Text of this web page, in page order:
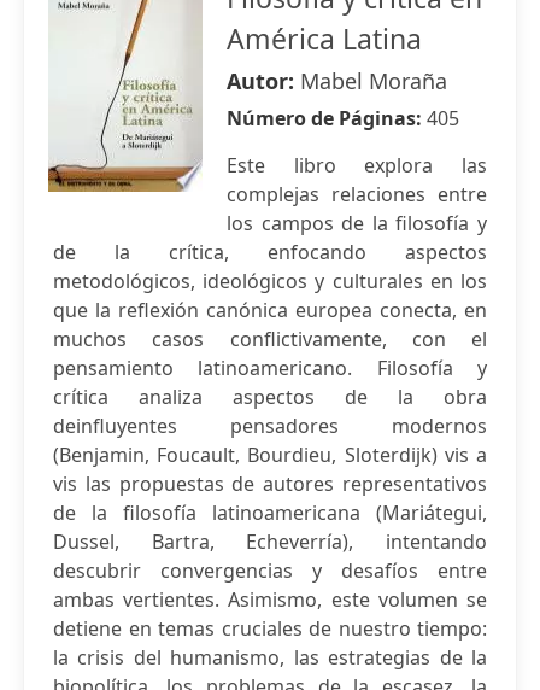
América Latina
Autor: Mabel Moraña
Número de Páginas: 405
Este libro explora las
complejas relaciones entre
los campos de la filosofía y
de la crítica, enfocando aspectos
metodológicos, ideológicos y culturales en los
que la reflexión canónica europea conecta, en
muchos casos conflictivamente, con el
pensamiento latinoamericano. Filosofía y
crítica analiza aspectos de la obra
deinfluyentes pensadores modernos
(Benjamin, Foucault, Bourdieu, Sloterdijk) vis a
vis las propuestas de autores representativos
de la filosofía latinoamericana (Mariátegui,
Dussel, Bartra, Echeverría), intentando
descubrir convergencias y desafíos entre
ambas vertientes. Asimismo, este volumen se
detiene en temas cruciales de nuestro tiempo:
la crisis del humanismo, las estrategias de la